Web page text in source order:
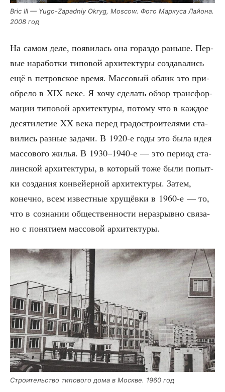
Bric III — Yugo-Zapadniy Okryg, Moscow. Фото Мар­ку­са Лай­о­на.
2008 год
На самом деле, появи­лась она гораз­до рань­ше. Пер­
вые нара­бот­ки типо­вой архи­тек­ту­ры созда­ва­лись
ещё в пет­ров­ское вре­мя. Мас­со­вый облик это при­
об­ре­ло в XIX веке. Я хочу сде­лать обзор транс­фор­
ма­ции типо­вой архи­тек­ту­ры, пото­му что в каж­дое
деся­ти­ле­тие XX века перед гра­до­стро­и­те­ля­ми ста­
ви­лись раз­ные зада­чи. В 1920‑е годы это была идея
мас­со­во­го жилья. В 1930–1940‑е — это пери­од ста­
лин­ской архи­тек­ту­ры, в кото­рый тоже были попыт­
ки созда­ния кон­вей­ер­ной архи­тек­ту­ры. Затем,
конеч­но, всем извест­ные хру­щёв­ки в 1960‑е — то,
что в созна­нии обще­ствен­но­сти нераз­рыв­но свя­за­
но с поня­ти­ем мас­со­вой архитектуры.
Стро­и­тель­ство типо­во­го дома в Москве. 1960 год